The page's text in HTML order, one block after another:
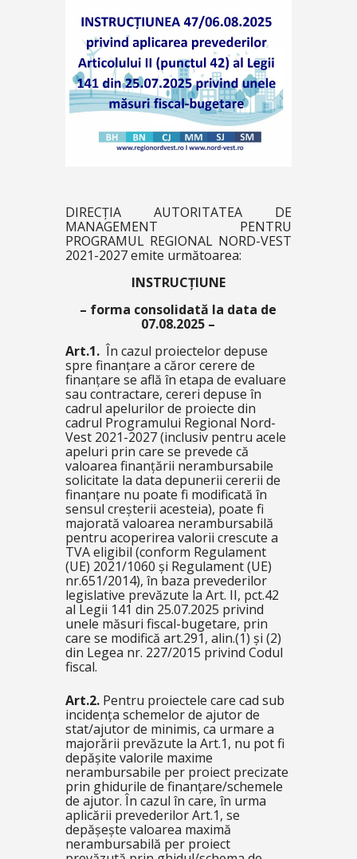
DIRECȚIA AUTORITATEA DE
MANAGEMENT PENTRU
PROGRAMUL REGIONAL NORD-VEST
2021-2027 emite următoarea:
INSTRUCȚIUNE
– forma consolidată la data de
07.08.2025 –
Art.1. În cazul proiectelor depuse
spre finanțare a căror cerere de
finanțare se află în etapa de evaluare
sau contractare, cereri depuse în
cadrul apelurilor de proiecte din
cadrul Programului Regional Nord-
Vest 2021-2027 (inclusiv pentru acele
apeluri prin care se prevede că
valoarea finanțării nerambursabile
solicitate la data depunerii cererii de
finanțare nu poate fi modificată în
sensul creșterii acesteia), poate fi
majorată valoarea nerambursabilă
pentru acoperirea valorii crescute a
TVA eligibil (conform Regulament
(UE) 2021/1060 și Regulament (UE)
nr.651/2014), în baza prevederilor
legislative prevăzute la Art. II, pct.42
al Legii 141 din 25.07.2025 privind
unele măsuri fiscal-bugetare, prin
care se modifică art.291, alin.(1) și (2)
din Legea nr. 227/2015 privind Codul
fiscal.
Art.2.Pentru proiectele care cad sub
incidența schemelor de ajutor de
stat/ajutor de minimis, ca urmare a
majorării prevăzute la Art.1, nu pot fi
depășite valorile maxime
nerambursabile per proiect precizate
prin ghidurile de finanțare/schemele
de ajutor. În cazul în care, în urma
aplicării prevederilor Art.1, se
depășește valoarea maximă
nerambursabilă per proiect